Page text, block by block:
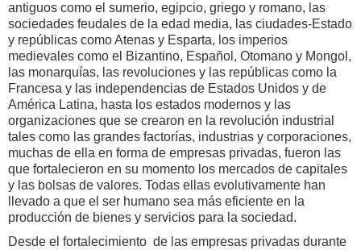
antiguos como el sumerio, egipcio, griego y romano, las
sociedades feudales de la edad media, las ciudades-Estado
y repúblicas como Atenas y Esparta, los imperios
medievales como el Bizantino, Español, Otomano y Mongol,
las monarquías, las revoluciones y las repúblicas como la
Francesa y las independencias de Estados Unidos y de
América Latina, hasta los estados modernos y las
organizaciones que se crearon en la revolución industrial
tales como las grandes factorías, industrias y corporaciones,
muchas de ella en forma de empresas privadas, fueron las
que fortalecieron en su momento los mercados de capitales
y las bolsas de valores. Todas ellas evolutivamente han
llevado a que el ser humano sea más eficiente en la
producción de bienes y servicios para la sociedad.
Desde el fortalecimiento de las empresas privadas durante